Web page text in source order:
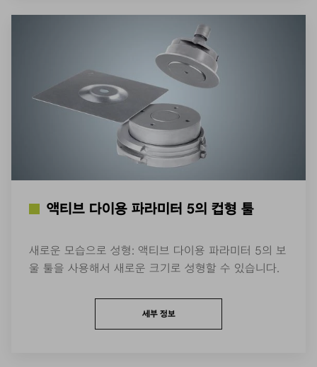
액티브 다이용 파라미터 5의 컵형 툴
새로운 모습으로 성형: 액티브 다이용 파라미터 5의 보
울 툴을 사용해서 새로운 크기로 성형할 수 있습니다.
세부 정보